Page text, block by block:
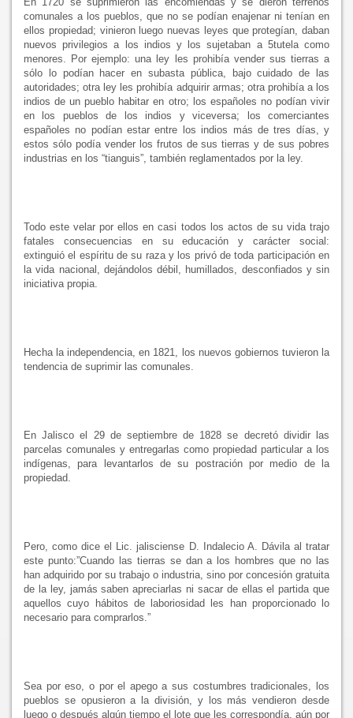
comunales a los pueblos, que no se podían enajenar ni tenían en
ellos propiedad; vinieron luego nuevas leyes que protegían, daban
nuevos privilegios a los indios y los sujetaban a 5tutela como
menores. Por ejemplo: una ley les prohibía vender sus tierras a
sólo lo podían hacer en subasta pública, bajo cuidado de las
autoridades; otra ley les prohibía adquirir armas; otra prohibía a los
indios de un pueblo habitar en otro; los españoles no podían vivir
en los pueblos de los indios y viceversa; los comerciantes
españoles no podían estar entre los indios más de tres días, y
estos sólo podía vender los frutos de sus tierras y de sus pobres
industrias en los “tianguis”, también reglamentados por la ley.
Todo este velar por ellos en casi todos los actos de su vida trajo
fatales consecuencias en su educación y carácter social:
extinguió el espíritu de su raza y los privó de toda participación en
la vida nacional, dejándolos débil, humillados, desconfiados y sin
iniciativa propia.
Hecha la independencia, en 1821, los nuevos gobiernos tuvieron la
tendencia de suprimir las comunales.
En Jalisco el 29 de septiembre de 1828 se decretó dividir las
parcelas comunales y entregarlas como propiedad particular a los
indígenas, para levantarlos de su postración por medio de la
propiedad.
Pero, como dice el Lic. jalisciense D. Indalecio A. Dávila al tratar
este punto:”Cuando las tierras se dan a los hombres que no las
han adquirido por su trabajo o industria, sino por concesión gratuita
de la ley, jamás saben apreciarlas ni sacar de ellas el partida que
aquellos cuyo hábitos de laboriosidad les han proporcionado lo
necesario para comprarlos.”
Sea por eso, o por el apego a sus costumbres tradicionales, los
pueblos se opusieron a la división, y los más vendieron desde
luego o después algún tiempo el lote que les correspondía, aún por